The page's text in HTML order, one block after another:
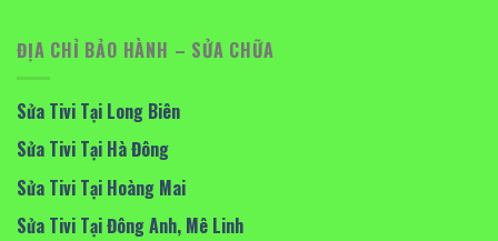
ĐỊA CHỈ BẢO HÀNH – SỬA CHỮA
Sửa Tivi Tại Long Biên
Sửa Tivi Tại Hà Đông
Sửa Tivi Tại Hoàng Mai
Sửa Tivi Tại Đông Anh, Mê Linh